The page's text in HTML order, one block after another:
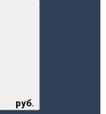
руб.